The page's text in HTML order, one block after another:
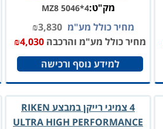
מק"ט:MZ8 5046*4
מחיר כולל מע"מ ₪3,830
מחיר כולל מע"מ והרכבה
₪4,030
למידע נוסף ורכישה
4 צמיגי רייקן במבצע RIKEN
ULTRA HIGH PERFORMANCE